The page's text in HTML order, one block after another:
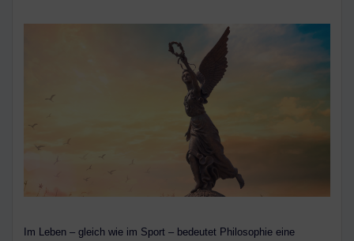
Im Leben – gleich wie im Sport – bedeutet Philosophie eine